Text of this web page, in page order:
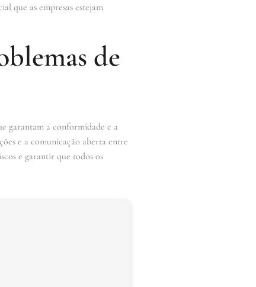
que as empresas estejam
de
garantam a conformidade e a
e a comunicação aberta entre
e garantir que todos os